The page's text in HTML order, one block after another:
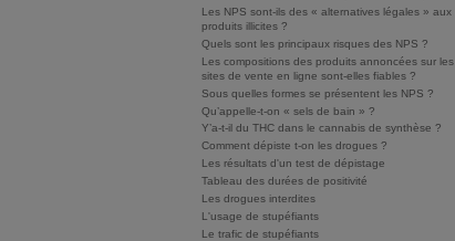
Les NPS sont-ils des « alternatives légales » aux
produits illicites ?
Quels sont les principaux risques des NPS ?
Les compositions des produits annoncées sur les
sites de vente en ligne sont-elles fiables ?
Sous quelles formes se présentent les NPS ?
Qu’appelle-t-on « sels de bain » ?
Y’a-t-il du THC dans le cannabis de synthèse ?
Comment dépiste t-on les drogues ?
Les résultats d'un test de dépistage
Tableau des durées de positivité
Les drogues interdites
L'usage de stupéfiants
Le trafic de stupéfiants